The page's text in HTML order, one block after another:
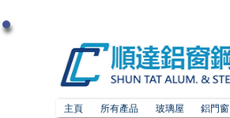
主頁 所有產品 玻璃屋 鋁門窗